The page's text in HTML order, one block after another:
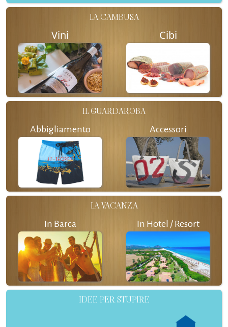
LA CAMBUSA
Vini Cibi
IL GUARDAROBA
Abbigliamento Accessori
LA VACANZA
In Barca In Hotel / Resort
IDEE PER STUPIRE